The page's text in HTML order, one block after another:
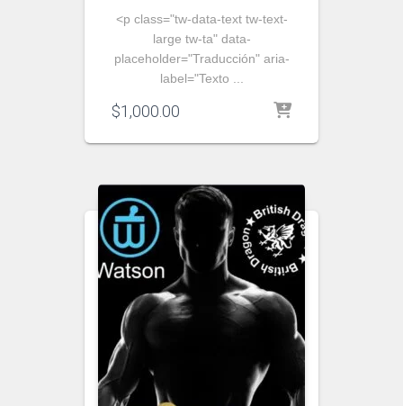
<p class="tw-data-text tw-text-
large tw-ta" data-
placeholder="Traducción" aria-
label="Texto ...
$1,000.00